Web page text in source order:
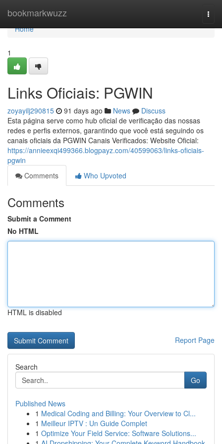
bookmarkwuzz
Home
Home
1
Links Oficiais: PGWIN
zoyayilj290815 91 days ago News
Discuss
Esta página serve como hub oficial de verificação das nossas
redes e perfis externos, garantindo que você está seguindo os
canais oficiais da PGWIN Canais Verificados: Website Oficial:
https://annieexqi499366.blogpayz.com/40599063/links-oficiais-
pgwin
Comments
Who Upvoted
Comments
Submit a Comment
No HTML
HTML is disabled
Report Page
Search
Go
Published News
1 Medical Coding and Billing: Your Overview to Cl...
1 Meilleur IPTV : Un Guide Complet
1 Optimize Your Field Service: Software Solutions...